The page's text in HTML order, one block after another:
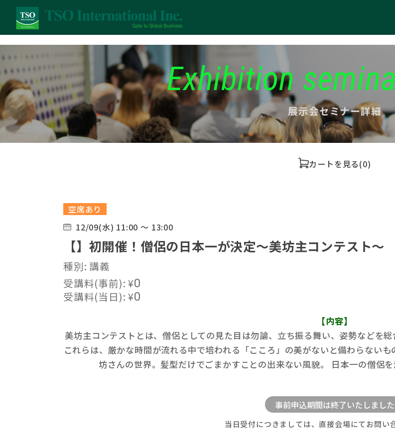
Exhibition
展示会セミナー詳細
カートを見る(0)
空席あり
12/09(水) 11:00 ～ 13:00
【】初開催！僧侶の日本一が決定～美坊主コンテスト～
種別: 講義
受講料(事前):¥0
受講料(当日):¥0
【内容】
美坊主コンテストとは、僧侶としての見た目は勿論、立ち振る舞い、姿勢などを
これらは、厳かな時間が流れる中で培われる「こころ」の美がないと備わらない
坊さんの世界。髪型だけでごまかすことの出来ない風貌。 日本一の僧侶
当日受付につきましては、直接会場にてお問い